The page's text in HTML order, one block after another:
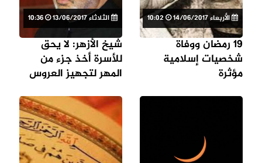
الأربعاء 14/06/2017 10:02
19 رمضان ووفاة
شخصيات إسلامية
مؤثرة
الثلاثاء 13/06/2017
شيخ الأزهر: لا يحق
للأسرة أخذ جزء من
المهر لتجهيز العروس